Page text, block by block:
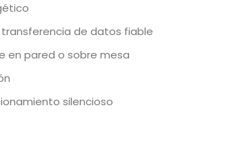
transferencia de datos fiable
en pared o sobre mesa
silencioso